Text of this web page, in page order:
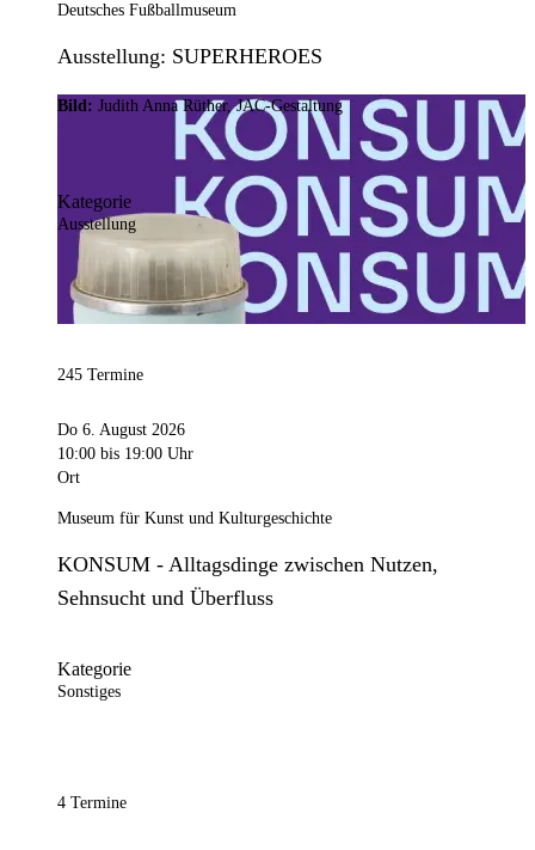
Deutsches Fußballmuseum
Ausstellung: SUPERHEROES
Bild: Judith Anna Rüther, JAC-Gestaltung
Kategorie
Ausstellung
245 Termine
Do 6. August 2026
10:00 bis 19:00 Uhr
Ort
Museum für Kunst und Kulturgeschichte
KONSUM - Alltagsdinge zwischen Nutzen,
Sehnsucht und Überfluss
Kategorie
Sonstiges
4 Termine